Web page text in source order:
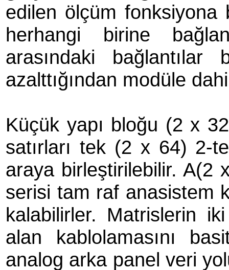
edilen ölçüm fonksiyona
herhangi birine
arasındaki
azalttığından modüle
Küçük yapı bloğu (2 x
satırları tek (2 x 64) 2-
araya birleştirilebilir. A(2
serisi tam raf anasistem
kalabilirler. Matrislerin iki
alan kablolamasını
analog arka panel veri